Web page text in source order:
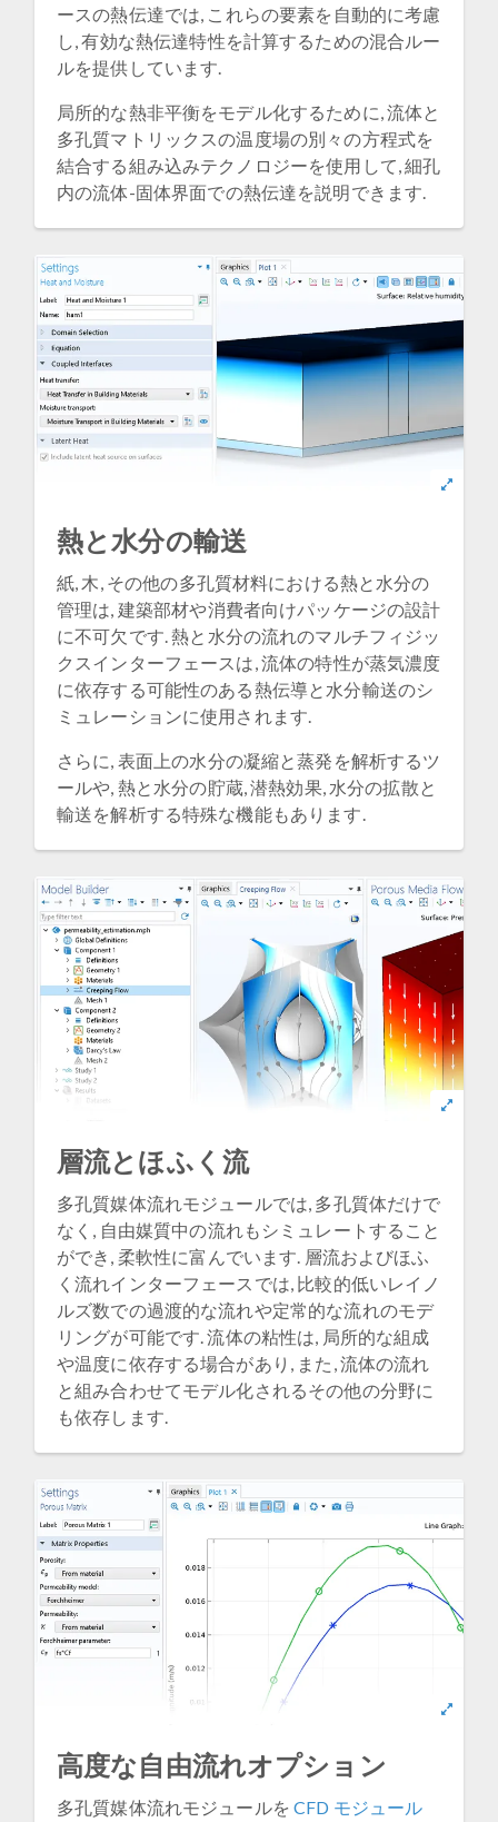
ースの熱伝達では, これらの要素を自動的に考慮
し, 有効な熱伝達特性を計算するための混合ルー
ルを提供しています.
局所的な熱非平衡をモデル化するために, 流体と
多孔質マトリックスの温度場の別々の方程式を
結合する組み込みテクノロジーを使用して, 細孔
内の流体-固体界面での熱伝達を説明できます.
熱と水分の輸送
紙, 木, その他の多孔質材料における熱と水分の
管理は, 建築部材や消費者向けパッケージの設計
に不可欠です. 熱と水分の流れのマルチフィジッ
クスインターフェースは, 流体の特性が蒸気濃度
に依存する可能性のある熱伝導と水分輸送のシ
ミュレーションに使用されます.
さらに, 表面上の水分の凝縮と蒸発を解析するツ
ールや, 熱と水分の貯蔵, 潜熱効果, 水分の拡散と
輸送を解析する特殊な機能もあります.
層流とほふく流
多孔質媒体流れモジュールでは, 多孔質体だけで
なく, 自由媒質中の流れもシミュレートすること
ができ, 柔軟性に富んでいます. 層流およびほふ
く流れインターフェースでは, 比較的低いレイノ
ルズ数での過渡的な流れや定常的な流れのモデ
リングが可能です. 流体の粘性は, 局所的な組成
や温度に依存する場合があり, また, 流体の流れ
と組み合わせてモデル化されるその他の分野に
も依存します.
高度な自由流れオプション
多孔質媒体流れモジュールをCFD モジュール